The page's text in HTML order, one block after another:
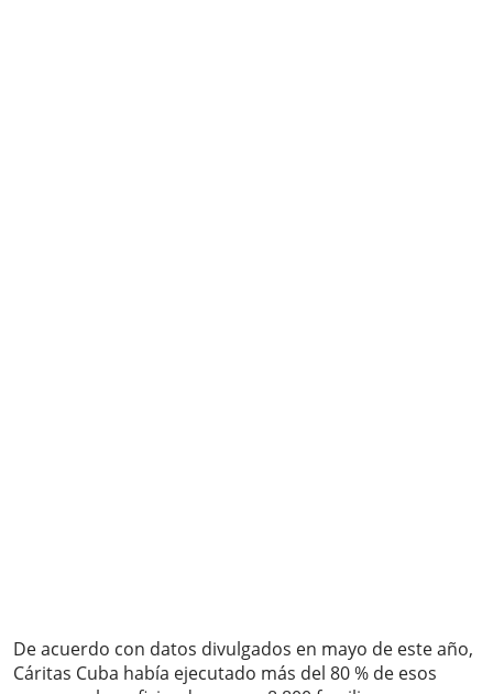
De acuerdo con datos divulgados en mayo de este año,
Cáritas Cuba había ejecutado más del 80 % de esos